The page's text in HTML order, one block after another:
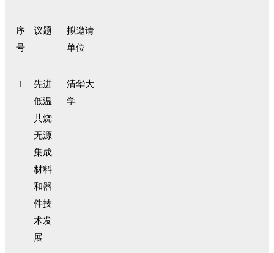
序
号
议题
拟邀请
单位
1
先进
低温
共烧
无源
集成
材料
和器
件技
术发
展
清华大
学